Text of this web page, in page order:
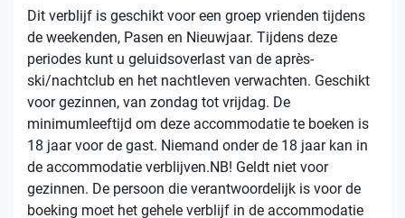
Dit verblijf is geschikt voor een groep vrienden tijdens
de weekenden, Pasen en Nieuwjaar. Tijdens deze
periodes kunt u geluidsoverlast van de après-
ski/nachtclub en het nachtleven verwachten. Geschikt
voor gezinnen, van zondag tot vrijdag. De
minimumleeftijd om deze accommodatie te boeken is
18 jaar voor de gast. Niemand onder de 18 jaar kan in
de accommodatie verblijven.NB! Geldt niet voor
gezinnen. De persoon die verantwoordelijk is voor de
boeking moet het gehele verblijf in de accommodatie